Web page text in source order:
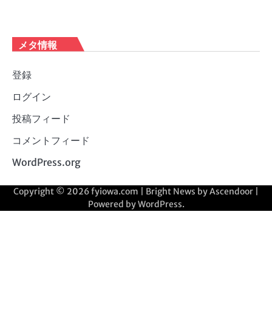
メタ情報
登録
ログイン
投稿フィード
コメントフィード
WordPress.org
Copyright © 2026fyiowa.com | Bright News byAscendoor
Powered byWordPress.